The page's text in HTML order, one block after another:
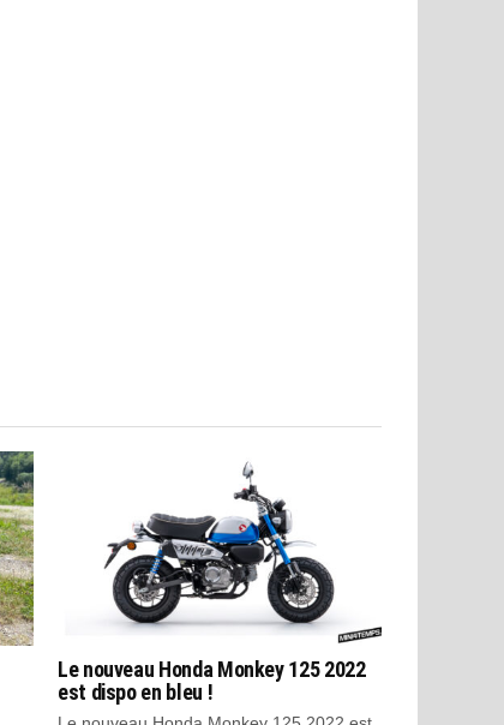
Le nouveau Honda Monkey 125 2022
est dispo en bleu !